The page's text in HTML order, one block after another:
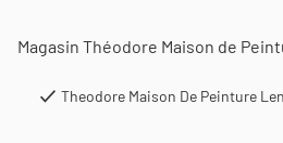
Magasin Théodore Maison de
Theodore Maison De Peinture